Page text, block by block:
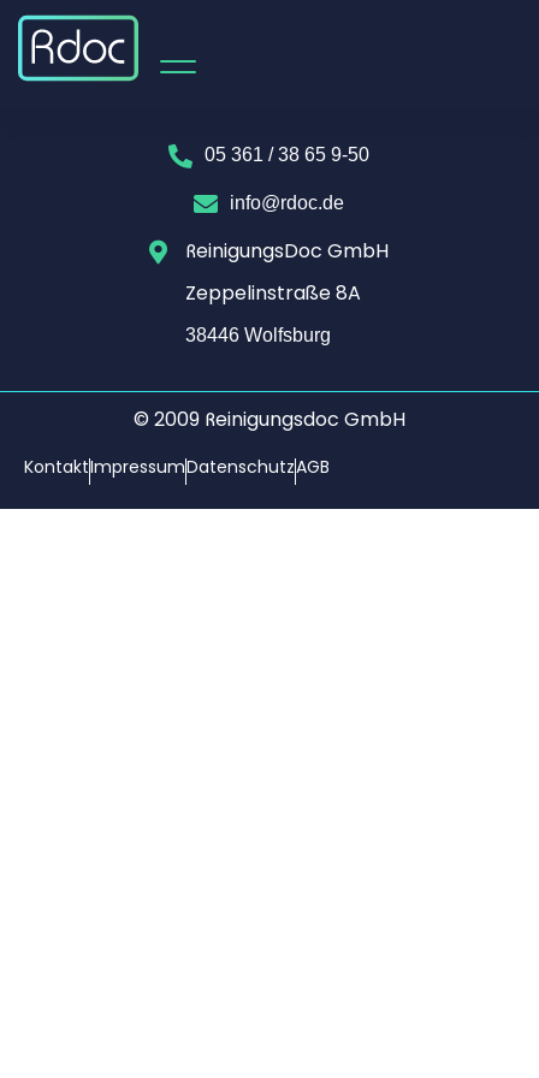
05 361 / 38 65 9-50
info@rdoc.de
ReinigungsDoc GmbH
Zeppelinstraße 8A
38446 Wolfsburg​
© 2009 Reinigungsdoc GmbH
KontaktImpressumDatenschutzAGB